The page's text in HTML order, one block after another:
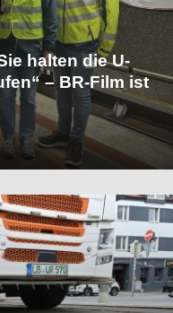
halten die U-
– BR-Film ist